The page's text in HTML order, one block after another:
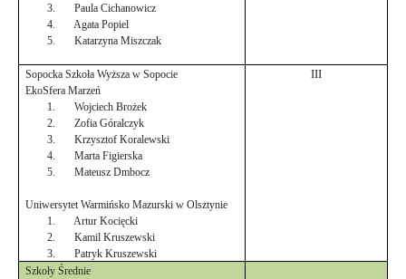
3.
Paula Cichanowicz
4.
Agata Popiel
5.
Katarzyna Miszczak
Sopocka Szkoła Wyższa w Sopocie
EkoSfera Marzeń
1.
Wojciech Brożek
2.
Zofia Góralczyk
3.
Krzysztof Koralewski
4.
Marta Figierska
5.
Mateusz Dmbocz
Uniwersytet Warmińsko Mazurski w Olsztynie
1.
Artur Kocięcki
2.
Kamil Kruszewski
3.
Patryk Kruszewski
III
Szkoły Średnie